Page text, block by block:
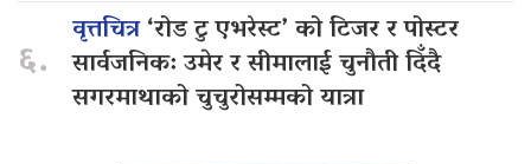
६.
वृत्तचित्र‘रोड टु एभरेस्ट’ को टिजर र पोस्टर
सार्वजनिक: उमेर र सीमालाई चुनौती दिँदै
सगरमाथाको चुचुरोसम्मको यात्रा